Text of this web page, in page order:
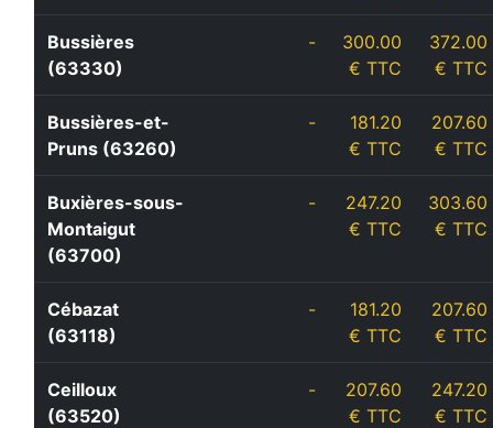
Bussières
(63330)
-
300.00
€ TTC
372.00
€ TTC
Bussières-et-
Pruns (63260)
-
181.20
€ TTC
207.60
€ TTC
Buxières-sous-
Montaigut
(63700)
-
247.20
€ TTC
303.60
€ TTC
Cébazat
(63118)
-
181.20
€ TTC
207.60
€ TTC
Ceilloux
(63520)
-
207.60
€ TTC
247.20
€ TTC